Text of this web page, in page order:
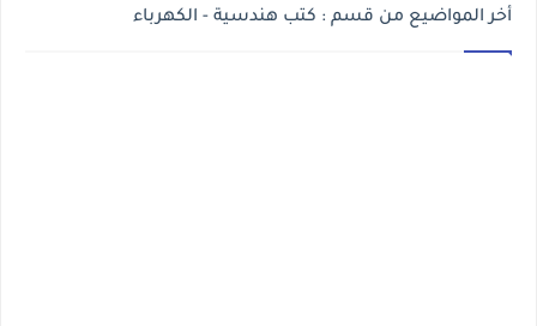
أخر المواضيع من قسم : كتب هندسية - الكهرباء